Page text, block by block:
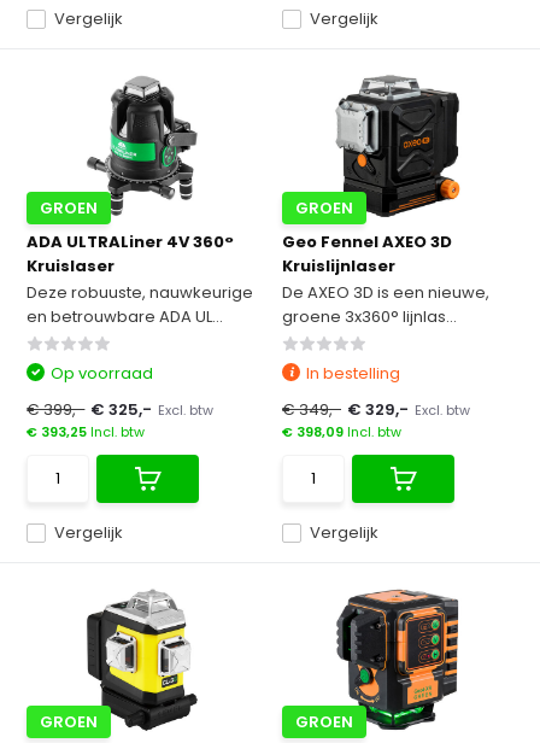
Vergelijk Vergelijk
GROEN
ADA ULTRALiner 4V 360°
Kruislaser
Deze robuuste, nauwkeurige
en betrouwbare ADA UL...
Vergelijk
Op voorraad
€ 399,- € 325,- Excl. btw
€ 393,25Incl. btw
GROEN
Geo Fennel AXEO 3D
Kruislijnlaser
De AXEO 3D is een nieuwe,
groene 3x360° lijnlas...
Vergelijk
In bestelling
€ 349,- € 329,- Excl. btw
€ 398,09Incl. btw
GROEN
GROEN